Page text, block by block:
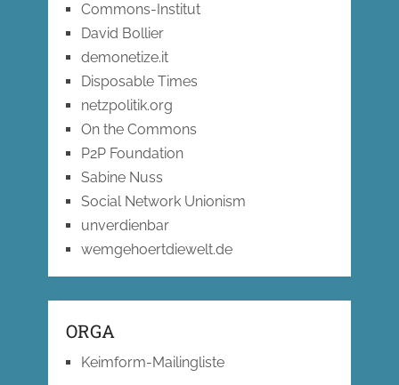
Commons-Institut
David Bollier
demonetize.it
Disposable Times
netzpolitik.org
On the Commons
P2P Foundation
Sabine Nuss
Social Network Unionism
unverdienbar
wemgehoertdiewelt.de
ORGA
Keimform-Mailingliste